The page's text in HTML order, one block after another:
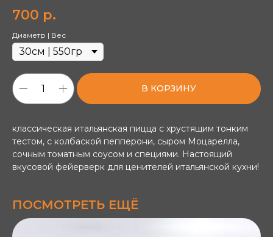
700 р.
Диаметр | Вес
В КОРЗИНУ
классическая итальянская пицца с хрустящим тонким
тестом, с колбаской пепперони, сыром Моцарелла,
сочным томатным соусом и специями. Настоящий
вкусовой фейерверк для ценителей итальянской кухни!
ПОСМОТРЕТЬ ЕЩЁ